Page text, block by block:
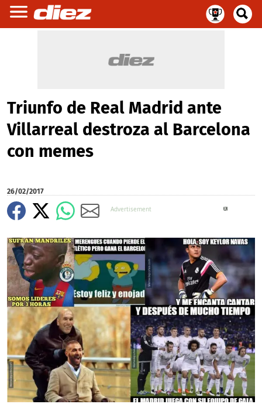
Triunfo de Real Madrid ante
Villarreal destroza al Barcelona
con memes
26/02/2017
X